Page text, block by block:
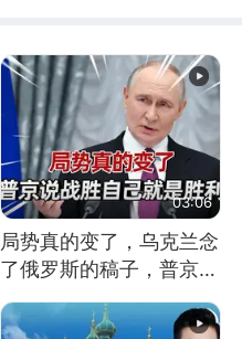
03:06
局势真的变了，乌克兰念
了俄罗斯的稿子，普京说
战胜自己就是胜利